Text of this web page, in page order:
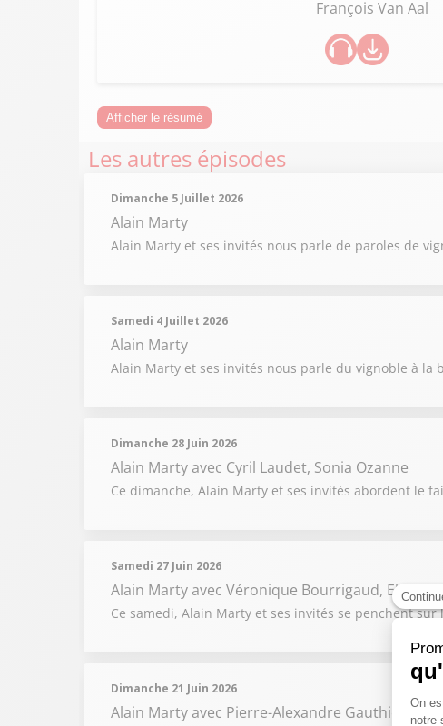
François Van Aal
Afficher le résumé
Les autres épisodes
Dimanche 5 Juillet 2026
Alain Marty
Alain Marty et ses invités nous parle de paroles de
Samedi 4 Juillet 2026
Alain Marty
Alain Marty et ses invités nous parle du vignoble à la
Dimanche 28 Juin 2026
Alain Martyavec Cyril Laudet, Sonia Ozanne
Ce dimanche, Alain Marty et ses invités abordent le
Samedi 27 Juin 2026
Alain Martyavec Véronique Bourrigaud, Elise
Ce samedi, Alain Marty et ses invités se penchent
Dimanche 21 Juin 2026
Alain Martyavec Pierre-Alexandre Gauthier,